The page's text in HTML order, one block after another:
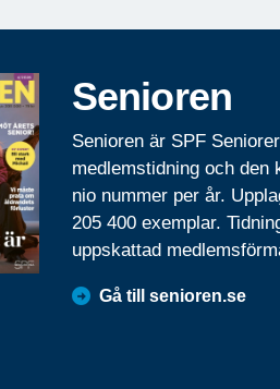
Senioren
Senioren är SPF
medlemstidning och den
nio nummer per år.
205 400 exemplar.
uppskattad
Gå till senioren.se